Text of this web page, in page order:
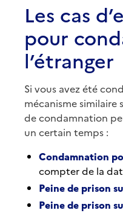
Les cas
pour
l’étranger
Si vous avez été
mécanisme similaire
de condamnation
un certain temps :
Condamnation
compter de la
Peine de prison
Peine de prison